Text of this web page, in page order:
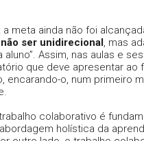
meta ainda não foi
não ser unidirecional, mas
Assim, nas aulas e
que deve apresentar ao
encarando-o, num primeiro
colaborativo é
holística da